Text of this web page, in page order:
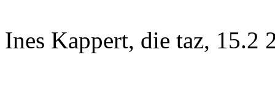
Ines Kappert, die taz, 15.2